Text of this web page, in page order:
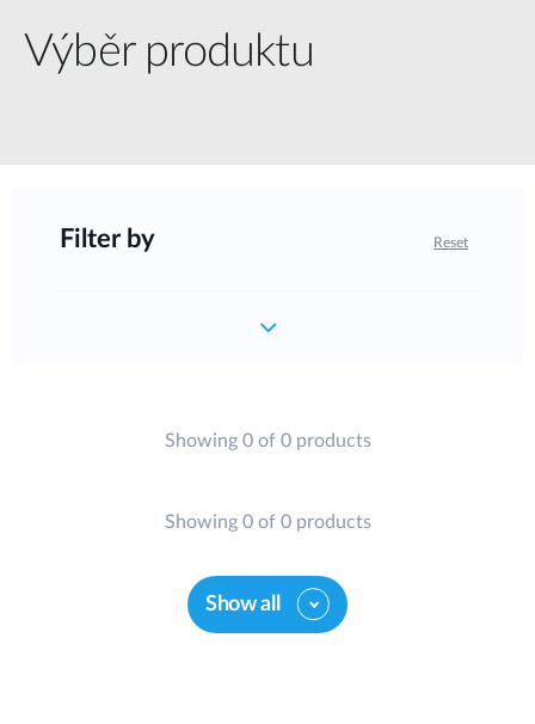
Výběr produktu
Filter by Reset
Showing 0 of 0 products
Showing 0 of 0 products
Show all